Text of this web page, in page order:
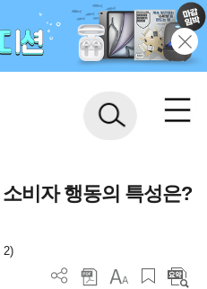
비자 행동의 특성은?
2)